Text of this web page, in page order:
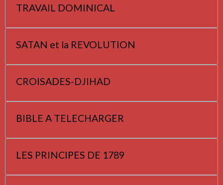
TRAVAIL DOMINICAL
SATAN et la REVOLUTION
CROISADES-DJIHAD
BIBLE A TELECHARGER
LES PRINCIPES DE 1789